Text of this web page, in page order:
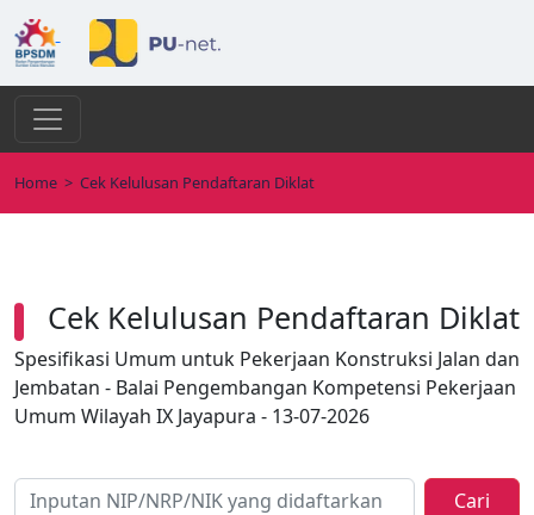
Home > Cek Kelulusan Pendaftaran Diklat
Cek Kelulusan Pendaftaran Diklat
Spesifikasi Umum untuk Pekerjaan Konstruksi Jalan dan
Jembatan - Balai Pengembangan Kompetensi Pekerjaan
Umum Wilayah IX Jayapura - 13-07-2026
Cari